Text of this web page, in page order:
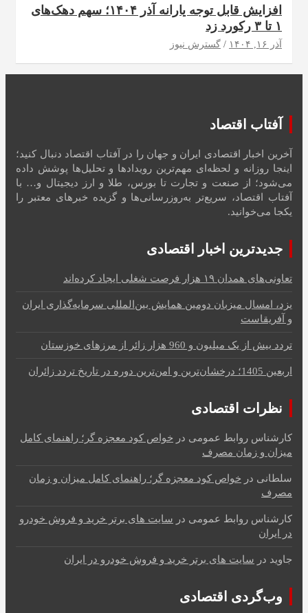
افزایش قابل توجه یارانه آذر ۱۴۰۴؛ سهم دهک‌های
۱ تا ۳ رکورد زد
آذر ۱۶, ۱۴۰۴ گسترش نیوز
آفتاب اقتصاد
آخرین اخبار اقتصادی ایران و جهان را در آفتاب اقتصاد دنبال کنید؛
اینجا روزانه و لحظه‌ای مهم‌ترین رویدادها و تحلیل‌ها پوشش داده
می‌شود؛ از صنعت و تجارت تا بورس، طلا و ارز دیجیتال و… با
آفتاب اقتصاد، سریع‌تر به‌روزرسانی‌ها و گزیده خبرهای معتبر را
یکجا می‌خوانید.
جدیدترین اخبار اقتصادی
تعاونی‌های همدان ۱۹ هزار فرصت شغلی ایجاد کرده‌اند
یزد، امسال میزبان دومین همایش بین‌المللی سرمایه‌گذاری ایران
و آفریقاست
تردد بیش از یک میلیون و 960 هزار زائر از مرزهای خوزستان
اربعین 1405؛ درخشان‌ترین و امن‌ترین دوره در تاریخ تردد زائران
نظرات اقتصادی
کارشناس روابط عمومی در خواص کود معجزه گر؛ راهنمای کامل
میزان و زمان مصرف
سلطانی در خواص کود معجزه گر؛ راهنمای کامل میزان و زمان
مصرف
کارشناس روابط عمومی در سایت های برتر خرید و فروش خودرو
در ایران
جاوید در سایت های برتر خرید و فروش خودرو در ایران
وب‌گردی اقتصادی